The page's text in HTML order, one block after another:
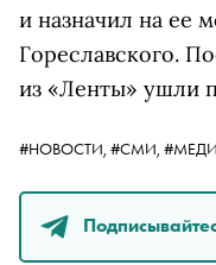
и назначил на ее
Гореславского.
из «Ленты» ушли
#НОВОСТИ, #СМИ,